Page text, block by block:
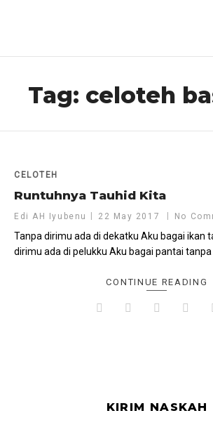
Tag: celoteh
CELOTEH
Runtuhnya Tauhid Kita
Edi AH Iyubenu 22 May 2017 No
Tanpa dirimu ada di dekatku Aku bagai ikan
dirimu ada di pelukku Aku bagai pantai
CONTINUE READING
KIRIM NASKAH